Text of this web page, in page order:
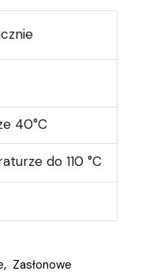
40°C
do 110 °C
, Zasłonowe